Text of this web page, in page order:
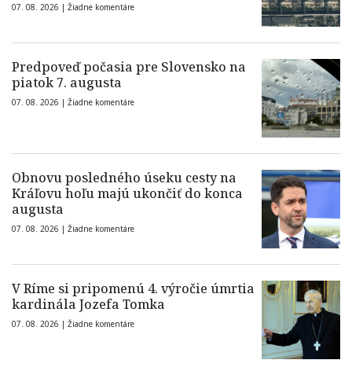
07. 08. 2026 | Žiadne komentáre
Predpoveď počasia pre Slovensko na
piatok 7. augusta
07. 08. 2026 | Žiadne komentáre
Obnovu posledného úseku cesty na
Kráľovu hoľu majú ukončiť do konca
augusta
07. 08. 2026 | Žiadne komentáre
V Ríme si pripomenú 4. výročie úmrtia
kardinála Jozefa Tomka
07. 08. 2026 | Žiadne komentáre